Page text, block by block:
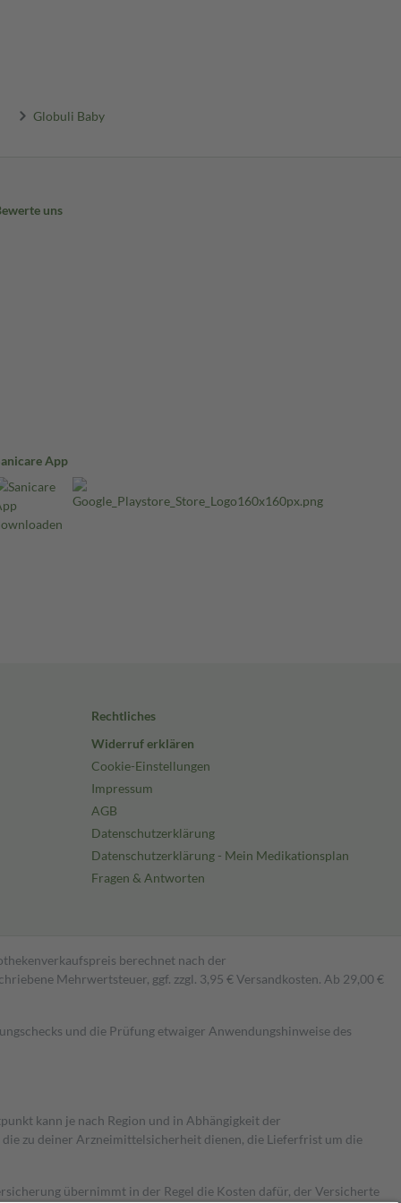
Globuli Baby
uns
App
Rechtliches
Widerruf erklären
Cookie-Einstellungen
Impressum
AGB
Datenschutzerklärung
Datenschutzerklärung - Mein Medikationsplan
Fragen & Antworten
berechnet nach der
Mehrwertsteuer, ggf. zzgl. 3,95 € Versandkosten. Ab 29,00 €
und die Prüfung etwaiger Anwendungshinweise des
kann je nach Region und in Abhängigkeit der
zu deiner Arzneimittelsicherheit dienen, die Lieferfrist um die
übernimmt in der Regel die Kosten dafür, der Versicherte